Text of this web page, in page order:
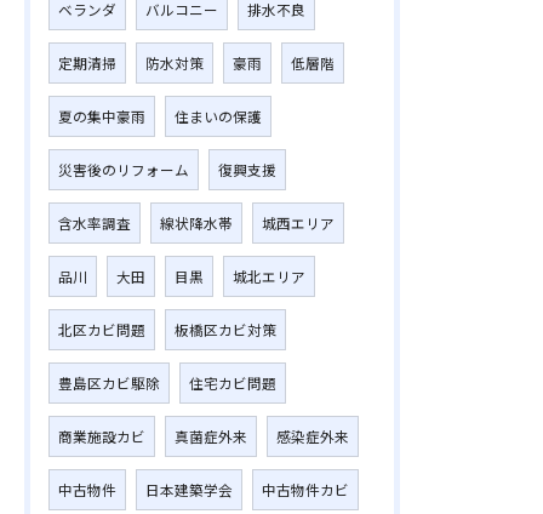
ベランダ バルコニー 排水不良
定期清掃 防水対策 豪雨 低層階
夏の集中豪雨 住まいの保護
災害後のリフォーム 復興支援
含水率調査 線状降水帯 城西エリア
品川 大田 目黒 城北エリア
北区カビ問題 板橋区カビ対策
豊島区カビ駆除 住宅カビ問題
商業施設カビ 真菌症外来 感染症外来
中古物件 日本建築学会 中古物件カビ